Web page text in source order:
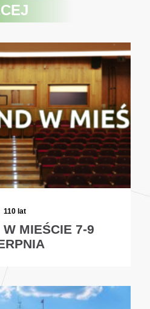
110 lat
MIEŚCIE 7-9